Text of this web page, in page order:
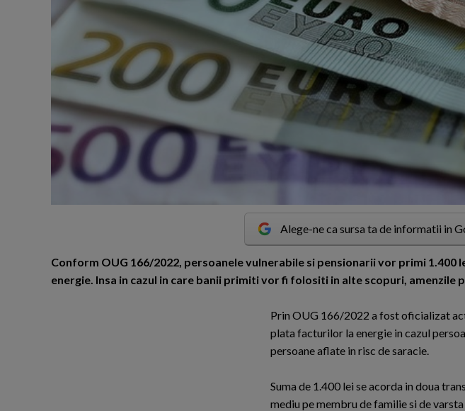
Alege-ne ca sursa ta de informatii in
Conform OUG 166/2022, persoanele vulnerabile si pensionarii vor primi
energie. Insa in cazul in care banii primiti vor fi folositi in alte scopuri, amenzile
Prin OUG 166/2022 a fost oficializat
plata facturilor la energie in cazul
persoane aflate in risc de saracie.
Suma de 1.400 lei se acorda in doua
mediu pe membru de familie si de